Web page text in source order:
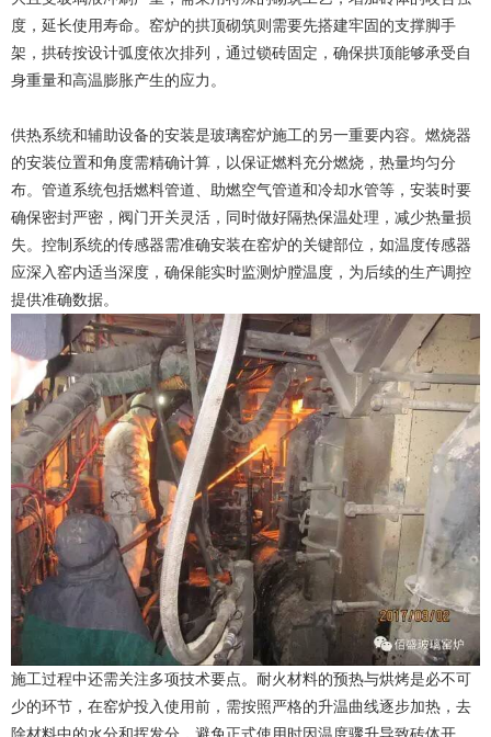
度，延长使用寿命。窑炉的拱顶砌筑则需要先搭建牢固的支撑脚手
架，拱砖按设计弧度依次排列，通过锁砖固定，确保拱顶能够承受自
身重量和高温膨胀产生的应力。
供热系统和辅助设备的安装是玻璃窑炉施工的另一重要内容。燃烧器
的安装位置和角度需精确计算，以保证燃料充分燃烧，热量均匀分
布。管道系统包括燃料管道、助燃空气管道和冷却水管等，安装时要
确保密封严密，阀门开关灵活，同时做好隔热保温处理，减少热量损
失。控制系统的传感器需准确安装在窑炉的关键部位，如温度传感器
应深入窑内适当深度，确保能实时监测炉膛温度，为后续的生产调控
提供准确数据。
施工过程中还需关注多项技术要点。耐火材料的预热与烘烤是必不可
少的环节，在窑炉投入使用前，需按照严格的升温曲线逐步加热，去